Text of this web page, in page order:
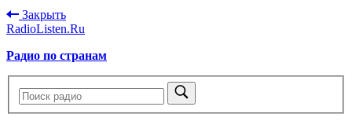
Закрыть
RadioListen.Ru
Радио по странам